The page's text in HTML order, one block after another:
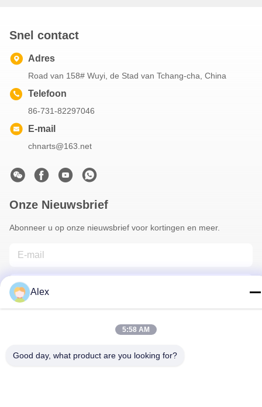
Snel contact
Adres
Road van 158# Wuyi, de Stad van Tchang-cha, China
Telefoon
86-731-82297046
E-mail
chnarts@163.net
Onze Nieuwsbrief
Abonneer u op onze nieuwsbrief voor kortingen en meer.
Neem Contact Met Ons Op
Alex
5:58 AM
Good day, what product are you looking for?